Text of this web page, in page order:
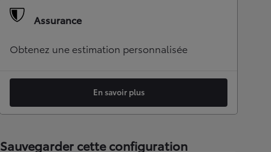
Assurance
Obtenez une estimation personnalisée
En savoir plus
Sauvegarder cette configuration